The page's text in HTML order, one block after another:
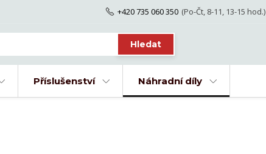
Hledat
+420 735 060 350 (Po-Čt, 8-11, 13-15 hod.)
Příslušenství Náhradní díly